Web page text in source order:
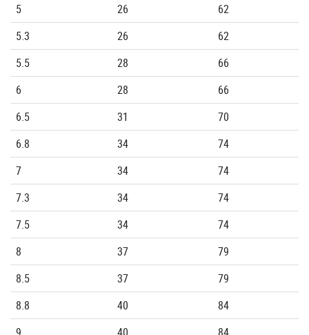
5
26
62
5.3
26
62
5.5
28
66
6
28
66
6.5
31
70
6.8
34
74
7
34
74
7.3
34
74
7.5
34
74
8
37
79
8.5
37
79
8.8
40
84
9
40
84